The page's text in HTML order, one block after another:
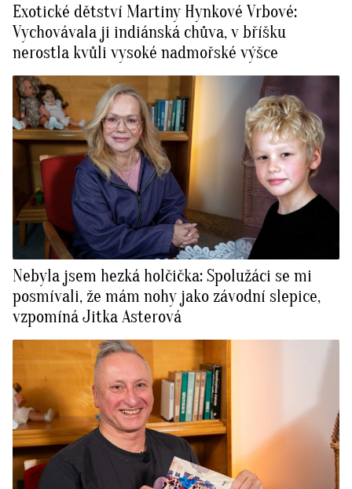
Exotické dětství Martiny Hynkové Vrbové:
Vychovávala ji indiánská chůva, v bříšku
nerostla kvůli vysoké nadmořské výšce
Nebyla jsem hezká holčička: Spolužáci se mi
posmívali, že mám nohy jako závodní slepice,
vzpomíná Jitka Asterová